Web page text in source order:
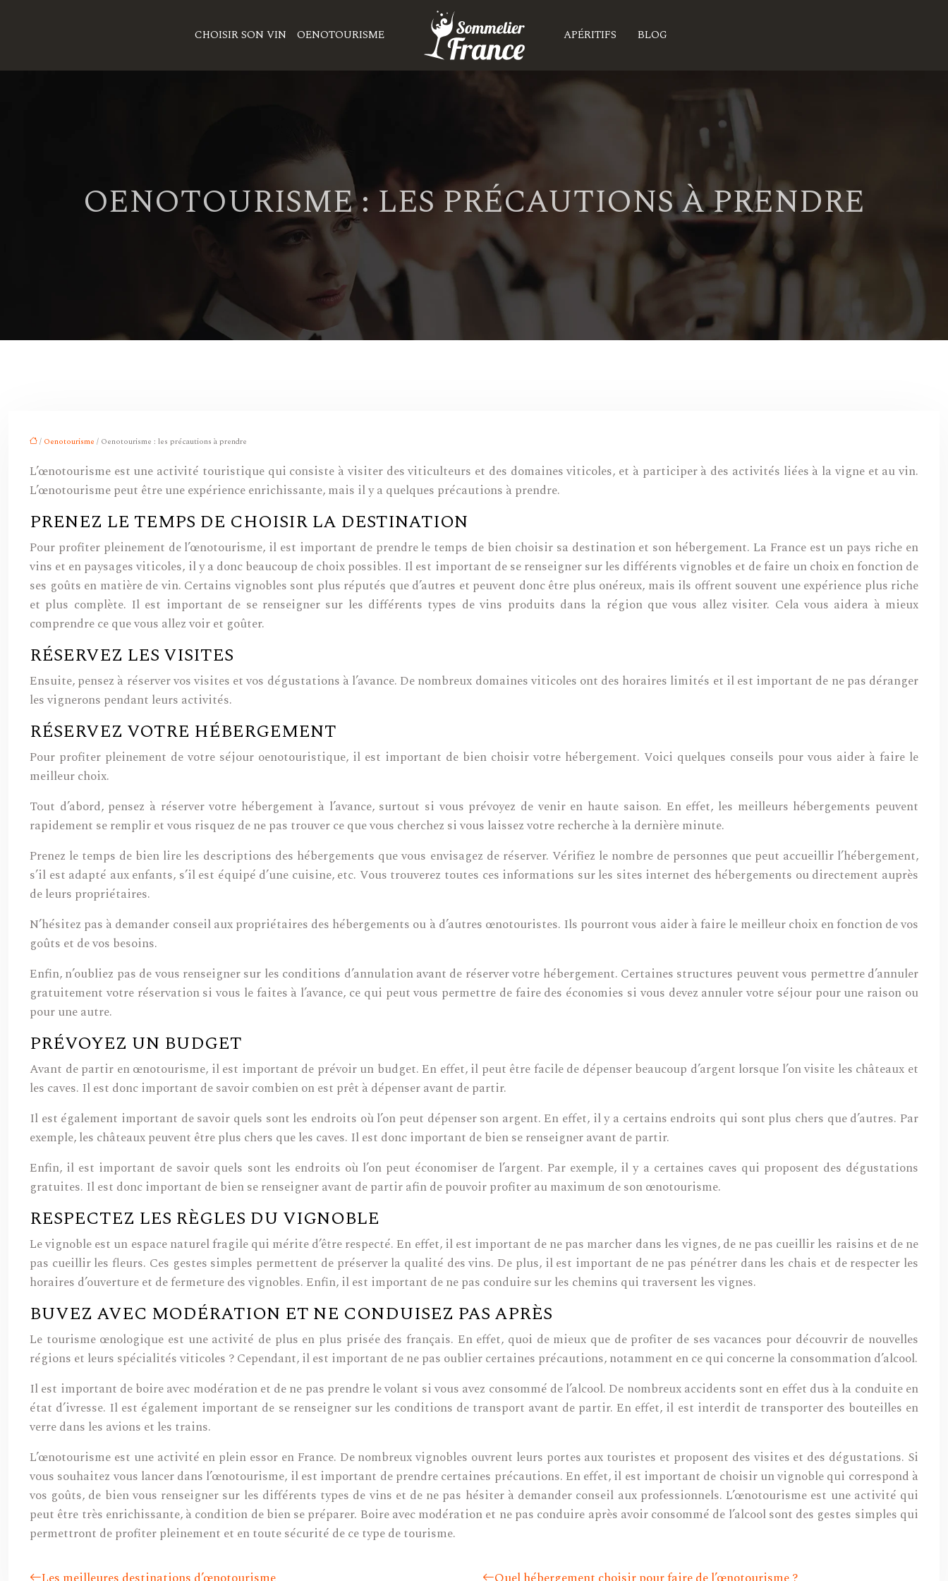
OENOTOURISME
CHOISIR SON VIN APÉRITIFS BLOG
OENOTOURISME : LES PRÉCAUTIONS À PRENDRE
/ Oenotourisme / Oenotourisme : les précautions à prendre
L’œnotourisme est une activité touristique qui consiste à visiter des viticulteurs et des domaines viticoles, et à participer à des activités liées à la vigne et au vin.
L’œnotourisme peut être une expérience enrichissante, mais il y a quelques précautions à prendre.
PRENEZ LE TEMPS DE CHOISIR LA DESTINATION
Pour profiter pleinement de l’œnotourisme, il est important de prendre le temps de bien choisir sa destination et son hébergement. La France est un pays riche en
vins et en paysages viticoles, il y a donc beaucoup de choix possibles. Il est important de se renseigner sur les différents vignobles et de faire un choix en fonction de
ses goûts en matière de vin. Certains vignobles sont plus réputés que d’autres et peuvent donc être plus onéreux, mais ils offrent souvent une expérience plus riche
et plus complète. Il est important de se renseigner sur les différents types de vins produits dans la région que vous allez visiter. Cela vous aidera à mieux
comprendre ce que vous allez voir et goûter.
RÉSERVEZ LES VISITES
Ensuite, pensez à réserver vos visites et vos dégustations à l’avance. De nombreux domaines viticoles ont des horaires limités et il est important de ne pas déranger
les vignerons pendant leurs activités.
RÉSERVEZ VOTRE HÉBERGEMENT
Pour profiter pleinement de votre séjour oenotouristique, il est important de bien choisir votre hébergement. Voici quelques conseils pour vous aider à faire le
meilleur choix.
Tout d’abord, pensez à réserver votre hébergement à l’avance, surtout si vous prévoyez de venir en haute saison. En effet, les meilleurs hébergements peuvent
rapidement se remplir et vous risquez de ne pas trouver ce que vous cherchez si vous laissez votre recherche à la dernière minute.
Prenez le temps de bien lire les descriptions des hébergements que vous envisagez de réserver. Vérifiez le nombre de personnes que peut accueillir l’hébergement,
s’il est adapté aux enfants, s’il est équipé d’une cuisine, etc. Vous trouverez toutes ces informations sur les sites internet des hébergements ou directement auprès
de leurs propriétaires.
N’hésitez pas à demander conseil aux propriétaires des hébergements ou à d’autres œnotouristes. Ils pourront vous aider à faire le meilleur choix en fonction de vos
goûts et de vos besoins.
Enfin, n’oubliez pas de vous renseigner sur les conditions d’annulation avant de réserver votre hébergement. Certaines structures peuvent vous permettre d’annuler
gratuitement votre réservation si vous le faites à l’avance, ce qui peut vous permettre de faire des économies si vous devez annuler votre séjour pour une raison ou
pour une autre.
PRÉVOYEZ UN BUDGET
Avant de partir en œnotourisme, il est important de prévoir un budget. En effet, il peut être facile de dépenser beaucoup d’argent lorsque l’on visite les châteaux et
les caves. Il est donc important de savoir combien on est prêt à dépenser avant de partir.
Il est également important de savoir quels sont les endroits où l’on peut dépenser son argent. En effet, il y a certains endroits qui sont plus chers que d’autres. Par
exemple, les châteaux peuvent être plus chers que les caves. Il est donc important de bien se renseigner avant de partir.
Enfin, il est important de savoir quels sont les endroits où l’on peut économiser de l’argent. Par exemple, il y a certaines caves qui proposent des dégustations
gratuites. Il est donc important de bien se renseigner avant de partir afin de pouvoir profiter au maximum de son œnotourisme.
RESPECTEZ LES RÈGLES DU VIGNOBLE
Le vignoble est un espace naturel fragile qui mérite d’être respecté. En effet, il est important de ne pas marcher dans les vignes, de ne pas cueillir les raisins et de ne
pas cueillir les fleurs. Ces gestes simples permettent de préserver la qualité des vins. De plus, il est important de ne pas pénétrer dans les chais et de respecter les
horaires d’ouverture et de fermeture des vignobles. Enfin, il est important de ne pas conduire sur les chemins qui traversent les vignes.
BUVEZ AVEC MODÉRATION ET NE CONDUISEZ PAS APRÈS
Le tourisme œnologique est une activité de plus en plus prisée des français. En effet, quoi de mieux que de profiter de ses vacances pour découvrir de nouvelles
régions et leurs spécialités viticoles ? Cependant, il est important de ne pas oublier certaines précautions, notamment en ce qui concerne la consommation d’alcool.
Il est important de boire avec modération et de ne pas prendre le volant si vous avez consommé de l’alcool. De nombreux accidents sont en effet dus à la conduite en
état d’ivresse. Il est également important de se renseigner sur les conditions de transport avant de partir. En effet, il est interdit de transporter des bouteilles en
verre dans les avions et les trains.
L’œnotourisme est une activité en plein essor en France. De nombreux vignobles ouvrent leurs portes aux touristes et proposent des visites et des dégustations. Si
vous souhaitez vous lancer dans l’œnotourisme, il est important de prendre certaines précautions. En effet, il est important de choisir un vignoble qui correspond à
vos goûts, de bien vous renseigner sur les différents types de vins et de ne pas hésiter à demander conseil aux professionnels. L’œnotourisme est une activité qui
peut être très enrichissante, à condition de bien se préparer. Boire avec modération et ne pas conduire après avoir consommé de l’alcool sont des gestes simples qui
permettront de profiter pleinement et en toute sécurité de ce type de tourisme.